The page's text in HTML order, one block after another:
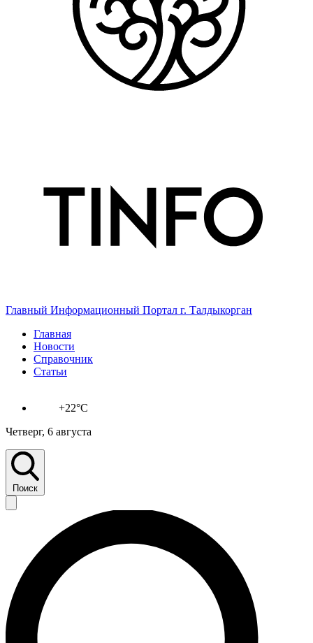
Главный Информационный Портал г. Талдыкорган
Главная
Новости
Справочник
Статьи
+22°C
Четверг, 6 августа
Поиск